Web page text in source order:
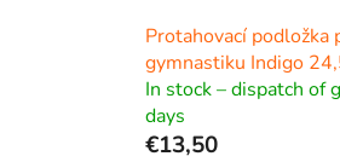
Protahovací podložka
gymnastiku Indigo
In stock – dispatch of
days
€13,50